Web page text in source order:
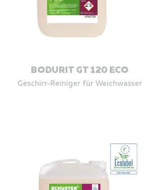
BODURIT GT 120 ECO
Geschirr-Reiniger für Weichwasser